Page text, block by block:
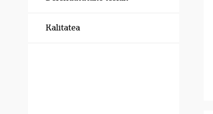
Kalitatea